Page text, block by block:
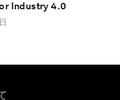
Industry 4.0